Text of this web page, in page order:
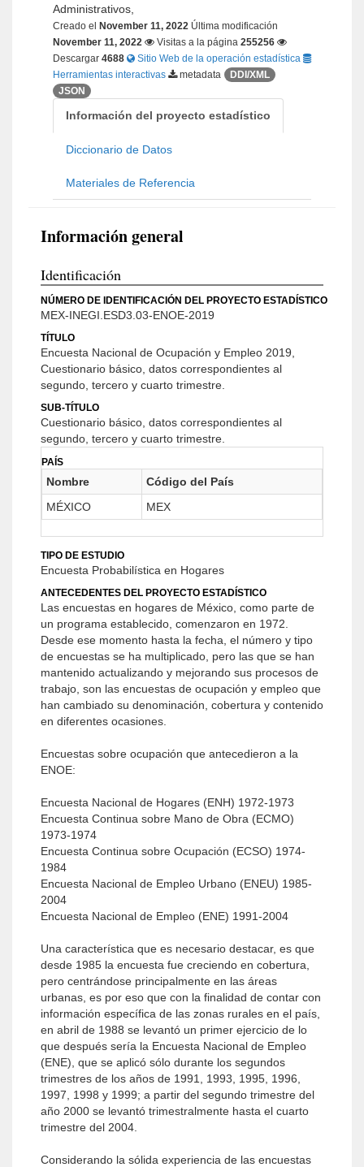
Administrativos,
Creado el November 11, 2022 Última modificación
November 11, 2022
Visitas a la página 255256
Descargar 4688
Sitio Web de la operación estadística
Herramientas interactivas
metadata
DDI/XML
JSON
Información del proyecto estadístico
Diccionario de Datos
Materiales de Referencia
Información general
Identificación
NÚMERO DE IDENTIFICACIÓN DEL PROYECTO ESTADÍSTICO
MEX-INEGI.ESD3.03-ENOE-2019
TÍTULO
Encuesta Nacional de Ocupación y Empleo 2019,
Cuestionario básico, datos correspondientes al
segundo, tercero y cuarto trimestre.
SUB-TÍTULO
Cuestionario básico, datos correspondientes al
segundo, tercero y cuarto trimestre.
PAÍS
Nombre
Código del País
MÉXICO
MEX
TIPO DE ESTUDIO
Encuesta Probabilística en Hogares
ANTECEDENTES DEL PROYECTO ESTADÍSTICO
Las encuestas en hogares de México, como parte de
un programa establecido, comenzaron en 1972.
Desde ese momento hasta la fecha, el número y tipo
de encuestas se ha multiplicado, pero las que se han
mantenido actualizando y mejorando sus procesos de
trabajo, son las encuestas de ocupación y empleo que
han cambiado su denominación, cobertura y contenido
en diferentes ocasiones.
Encuestas sobre ocupación que antecedieron a la
ENOE:
Encuesta Nacional de Hogares (ENH) 1972-1973
Encuesta Continua sobre Mano de Obra (ECMO)
1973-1974
Encuesta Continua sobre Ocupación (ECSO) 1974-
1984
Encuesta Nacional de Empleo Urbano (ENEU) 1985-
2004
Encuesta Nacional de Empleo (ENE) 1991-2004
Una característica que es necesario destacar, es que
desde 1985 la encuesta fue creciendo en cobertura,
pero centrándose principalmente en las áreas
urbanas, es por eso que con la finalidad de contar con
información específica de las zonas rurales en el país,
en abril de 1988 se levantó un primer ejercicio de lo
que después sería la Encuesta Nacional de Empleo
(ENE), que se aplicó sólo durante los segundos
trimestres de los años de 1991, 1993, 1995, 1996,
1997, 1998 y 1999; a partir del segundo trimestre del
año 2000 se levantó trimestralmente hasta el cuarto
trimestre del 2004.
Considerando la sólida experiencia de las encuestas